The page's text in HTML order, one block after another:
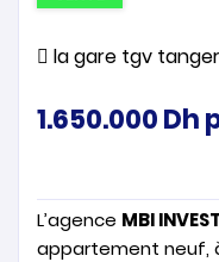
Terrains
la gare tgv tanger
1.650.000Dh
L’agence MBI
appartement neuf,